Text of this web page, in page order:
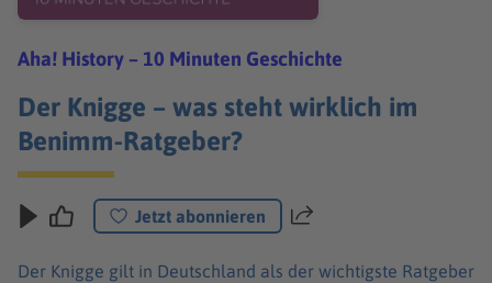
Aha! History – 10 Minuten Geschichte
Der Knigge – was steht wirklich im
Benimm-Ratgeber?
Jetzt abonnieren Teilen
Der Knigge gilt in Deutschland als der wichtigste Ratgeber